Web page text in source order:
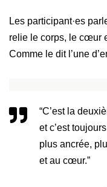
Les participant·es
relie le corps, le cœur
Comme le dit l’une
“C’est la
et c’est
plus ancrée,
et au cœur.”